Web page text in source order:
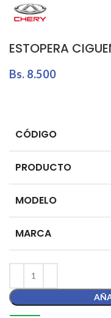
ESTOPERA
Bs. 8.500
CÓDIGO
PRODUCTO
MODELO
MARCA